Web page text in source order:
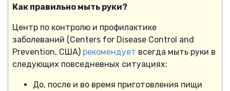
Как правильно мыть руки?
Центр по контролю и профилактике
заболеваний (Centers for Disease Control and
Prevention, США) рекомендует всегда мыть руки в
следующих повседневных ситуациях:
До, после и во время приготовления пищи